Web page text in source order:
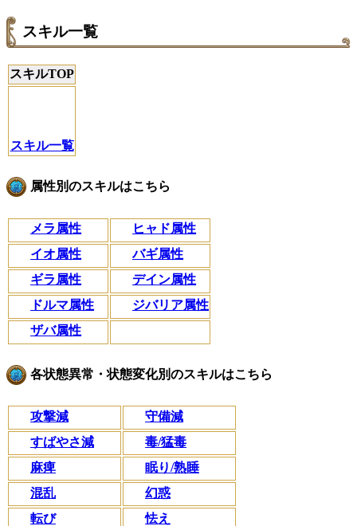
スキル一覧
スキルTOP
スキル一覧
属性別のスキルはこちら
メラ属性
ヒャド属性
イオ属性
バギ属性
ギラ属性
デイン属性
ドルマ属性
ジバリア属性
ザバ属性
各状態異常・状態変化別のスキルはこちら
攻撃減
守備減
すばやさ減
毒/猛毒
麻痺
眠り/熟睡
混乱
幻惑
転び
怯え